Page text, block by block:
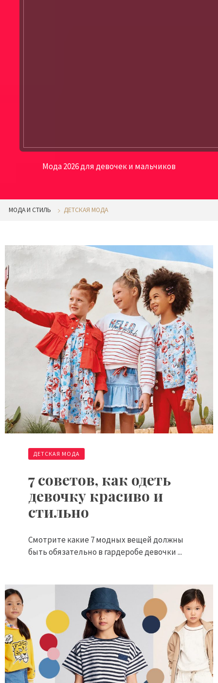
Мода 2026 для девочек и мальчиков
МОДА И СТИЛЬ ДЕТСКАЯ МОДА
ДЕТСКАЯ МОДА
7 советов, как одеть
девочку красиво и
стильно
Смотрите какие 7 модных вещей должны
быть обязательно в гардеробе девочки ...